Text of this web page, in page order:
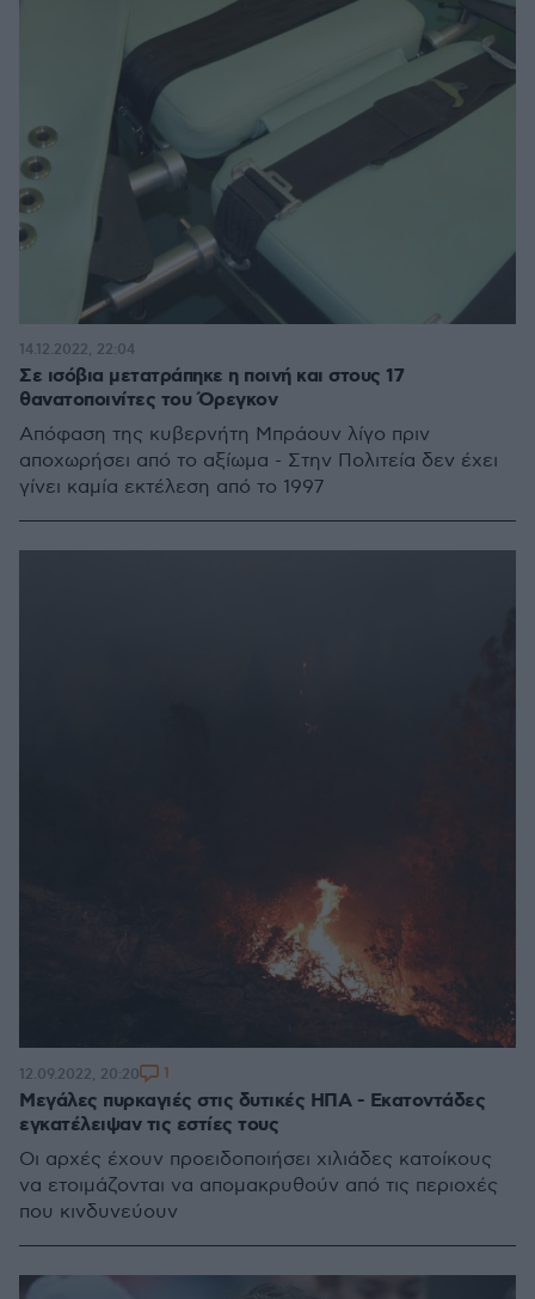
Σε ισόβια μετατράπηκε η ποινή και στους 17
θανατοποινίτες του Όρεγκον
Απόφαση της κυβερνήτη Μπράουν λίγο πριν
αποχωρήσει από το αξίωμα - Στην Πολιτεία δεν έχει
γίνει καμία εκτέλεση από το 1997
14.12.2022, 22:04
Μεγάλες πυρκαγιές στις δυτικές ΗΠΑ - Εκατοντάδες
εγκατέλειψαν τις εστίες τους
Οι αρχές έχουν προειδοποιήσει χιλιάδες κατοίκους
να ετοιμάζονται να απομακρυθούν από τις περιοχές
που κινδυνεύουν
12.09.2022, 20:20 1